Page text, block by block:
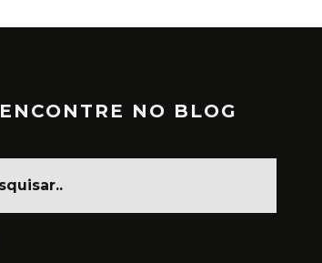
ENCONTRE NO BLOG
CARNAVAL, FESTA DA CARA